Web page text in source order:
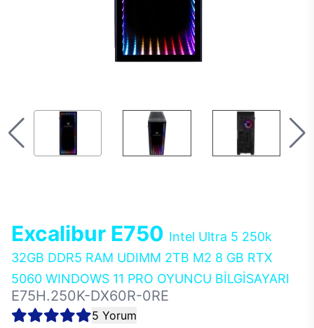
Excalibur E750 Intel Ultra 5 250k
32GB DDR5 RAM UDIMM 2TB M2 8 GB RTX
5060 WINDOWS 11 PRO OYUNCU BİLGİSAYARI
E75H.250K-DX60R-0RE
5 Yorum